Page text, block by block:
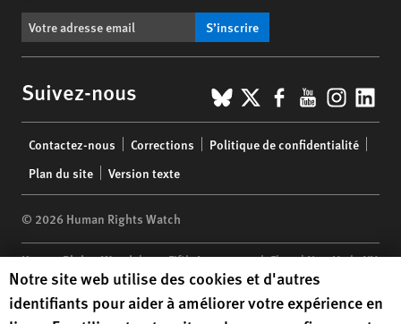
S’inscrire
Suivez-nous BlueSky
X Facebook
YouTube
menu
Contactez-nous Corrections
Politique de confidentialité
Plan du site
Version texte
© 2026 Human Rights Watch
Human Rights Watch| 350 Fifth Avenue, 34th Floor | New York,NY
10118-3299USA |t1.212.290.4700
Human Rights Watchis a 501(C)(3) nonprofit registered in the US
Human Rights Watch cookie preferences
Notre site web utilise des cookies et d'autres
identifiants pour aider à améliorer votre expérience en